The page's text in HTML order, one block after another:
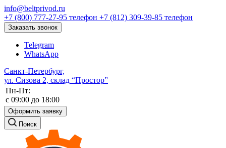
info@beltprivod.ru
+7 (800) 777-27-95 телефон +7 (812) 309-39-85 телефон
Заказать звонок
Telegram
WhatsApp
Санкт-Петербург,
ул. Сизова 2, склад “Простор”
Пн-Пт:
c 09:00 до 18:00
Оформить заявку
Поиск